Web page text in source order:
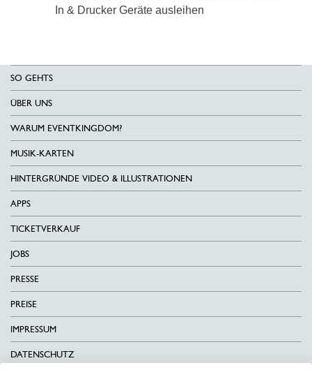
In & Drucker Geräte ausleihen
SO GEHTS
ÜBER UNS
WARUM EVENTKINGDOM?
MUSIK-KARTEN
HINTERGRÜNDE VIDEO & ILLUSTRATIONEN
APPS
TICKETVERKAUF
JOBS
PRESSE
PREISE
IMPRESSUM
DATENSCHUTZ